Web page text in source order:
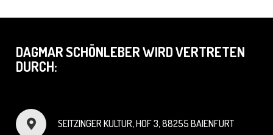
DAGMAR SCHÖNLEBER WIRD VERTRETEN
DURCH:
SEITZINGER KULTUR, HOF 3, 88255 BAIENFURT